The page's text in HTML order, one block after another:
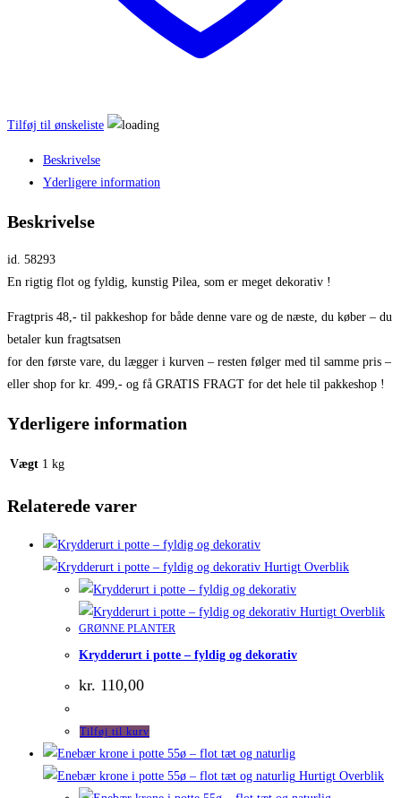
Tilføj til ønskeliste
Beskrivelse
Yderligere information
Beskrivelse
id. 58293
En rigtig flot og fyldig, kunstig Pilea, som er meget dekorativ !
Fragtpris 48,- til pakkeshop for både denne vare og de næste, du køber – du
betaler kun fragtsatsen
for den første vare, du lægger i kurven – resten følger med til samme pris –
eller shop for kr. 499,- og få GRATIS FRAGT for det hele til pakkeshop !
Yderligere information
Vægt 1 kg
Relaterede varer
Hurtigt Overblik
Hurtigt Overblik
GRØNNE PLANTER
Krydderurt i potte – fyldig og dekorativ
kr. 110,00
Tilføj til kurv
Hurtigt Overblik